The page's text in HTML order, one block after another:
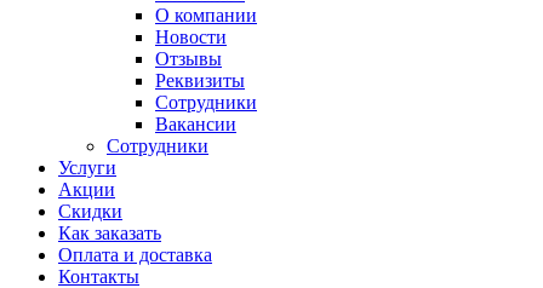
О компании
Новости
Отзывы
Реквизиты
Сотрудники
Вакансии
Сотрудники
Услуги
Акции
Скидки
Как заказать
Оплата и доставка
Контакты